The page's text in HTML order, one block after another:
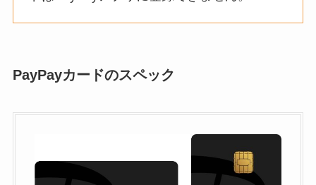
PayPayカードのスペック